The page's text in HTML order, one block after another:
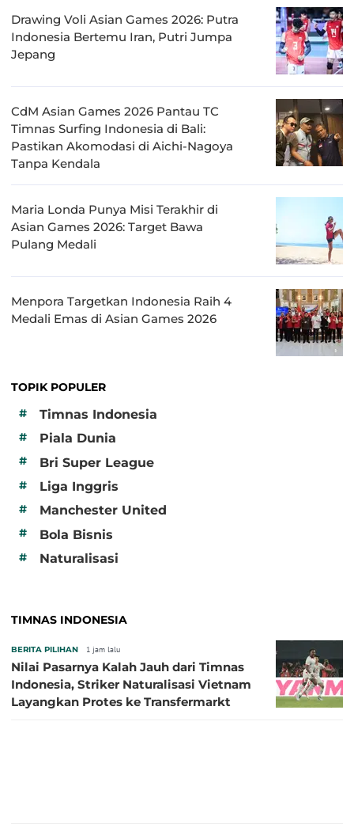
Drawing Voli Asian Games 2026: Putra
Indonesia Bertemu Iran, Putri Jumpa
Jepang
CdM Asian Games 2026 Pantau TC
Timnas Surfing Indonesia di Bali:
Pastikan Akomodasi di Aichi-Nagoya
Tanpa Kendala
Maria Londa Punya Misi Terakhir di
Asian Games 2026: Target Bawa
Pulang Medali
Menpora Targetkan Indonesia Raih 4
Medali Emas di Asian Games 2026
TOPIK POPULER
#
Timnas Indonesia
# Piala Dunia
# Bri Super League
# Liga Inggris
# Manchester United
# Bola Bisnis
# Naturalisasi
TIMNAS INDONESIA
BERITA PILIHAN 1 jam lalu
Nilai Pasarnya Kalah Jauh dari Timnas
Indonesia, Striker Naturalisasi Vietnam
Layangkan Protes ke Transfermarkt